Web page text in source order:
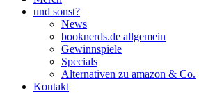
und sonst?
News
booknerds.de allgemein
Gewinnspiele
Specials
Alternativen zu amazon & Co.
Kontakt